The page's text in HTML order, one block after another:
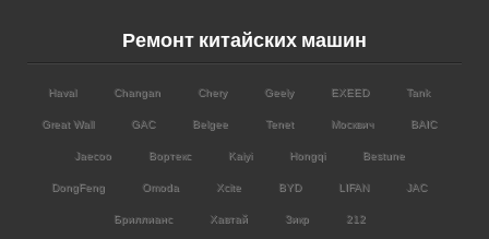
Ремонт китайских машин
Haval Changan Chery Geely EXEED Tank
Great Wall GAC Belgee Tenet Москвич BAIC
Jaecoo Вортекс Kaiyi Hongqi Bestune
DongFeng Omoda Xcite BYD LIFAN JAC
Бриллианс Хавтай Зикр 212